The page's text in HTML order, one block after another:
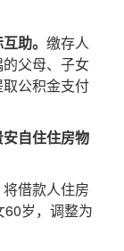
助。 缴存人
父母、子女
公积金支付
自住住房物
将借款人住房
岁，调整为